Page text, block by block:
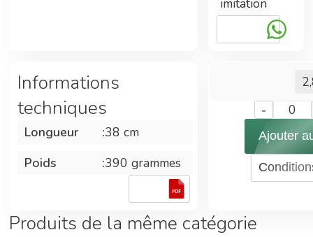
imitation
Informations
techniques
Longueur :38 cm
Poids
:390 grammes
- 0
Ajouter
Produits de la même catégorie